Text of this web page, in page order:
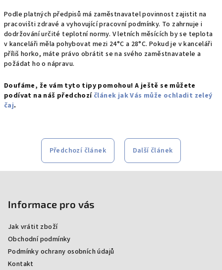
Podle platných předpisů má zaměstnavatel povinnost zajistit na
pracovišti zdravé a vyhovující pracovní podmínky. To zahrnuje i
dodržování určité teplotní normy. V letních měsících by se teplota
v kanceláři měla pohybovat mezi 24°C a 28°C. Pokud je v kanceláři
příliš horko, máte právo obrátit se na svého zaměstnavatele a
požádat ho o nápravu.
Doufáme, že vám tyto tipy pomohou! A ještě se můžete
podívat na náš předchozí článek jak Vás může ochladit zeleý
čaj.
Předchozí článek Další článek
Informace pro vás
Jak vrátit zboží
Obchodní podmínky
Podmínky ochrany osobních údajů
Kontakt